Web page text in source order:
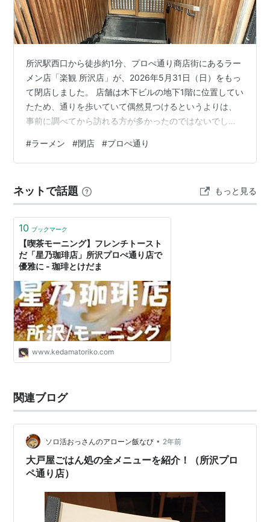
所沢駅西口から徒歩約1分、プロぺ通り商店街にあるラー
メン店「楽観 所沢店」が、2026年5月31日（日）をもっ
て閉店しました。 店舗は木下ビルの地下1階に位置してい
たため、通りを歩いていて偶然見つけるというよりは、
事前に調べてから訪れる方が多かったのではないでしょ
立つ存在だったこともあり、「楽観 所沢店」は知る人ぞ
知る一軒といった印象でした。 筆者は残念ながら閉店ま
スープへのこだわりに定評のあるラーメン店だったよう
です。食べログなどの口コミサイトにも高評価のレビュ
ーが数多く寄せられており、…
#ラーメン #閉店 #プロぺ通り
ネットで話題 もっと見る
10 ブックマーク
【喫茶モーニング】フレンチトースト
だ「星乃珈琲店」所沢プロぺ通り店で
優雅に - 珈琲とけだま
www.kedamatoriko.com
関連ブログ
ソロ活おっさんのアローン飯なび • 2年前
大戸屋ごはん処の全メニューを紹介！（所沢プロ
ペ通り店）